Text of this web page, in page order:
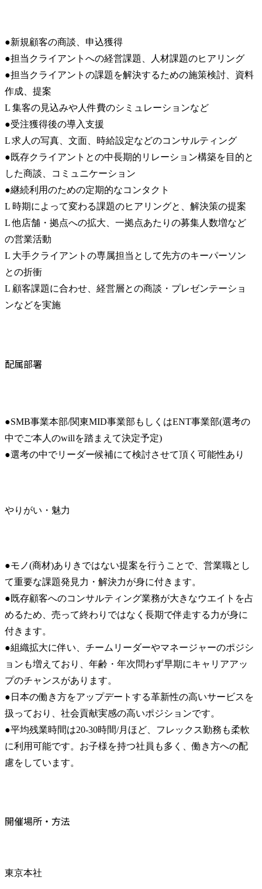
●新規顧客の商談、申込獲得
●担当クライアントへの経営課題、人材課題のヒアリング
●担当クライアントの課題を解決するための施策検討、資料
作成、提案
L 集客の見込みや人件費のシミュレーションなど
●受注獲得後の導入支援
L 求人の写真、文面、時給設定などのコンサルティング
●既存クライアントとの中長期的リレーション構築を目的と
した商談、コミュニケーション
●継続利用のための定期的なコンタクト
L 時期によって変わる課題のヒアリングと、解決策の提案
L 他店舗・拠点への拡大、一拠点あたりの募集人数増など
の営業活動
L 大手クライアントの専属担当として先方のキーパーソン
との折衝
L 顧客課題に合わせ、経営層との商談・プレゼンテーショ
ンなどを実施
配属部署
●SMB事業本部/関東MID事業部もしくはENT事業部(選考の
中でご本人のwillを踏まえて決定予定)
●選考の中でリーダー候補にて検討させて頂く可能性あり
やりがい・魅力
●モノ(商材)ありきではない提案を行うことで、営業職とし
て重要な課題発見力・解決力が身に付きます。
●既存顧客へのコンサルティング業務が大きなウエイトを占
めるため、売って終わりではなく長期で伴走する力が身に
付きます。
●組織拡大に伴い、チームリーダーやマネージャーのポジシ
ョンも増えており、年齢・年次問わず早期にキャリアアッ
プのチャンスがあります。
●日本の働き方をアップデートする革新性の高いサービスを
扱っており、社会貢献実感の高いポジションです。
●平均残業時間は20-30時間/月ほど、フレックス勤務も柔軟
に利用可能です。お子様を持つ社員も多く、働き方への配
慮をしています。
開催場所・方法
東京本社